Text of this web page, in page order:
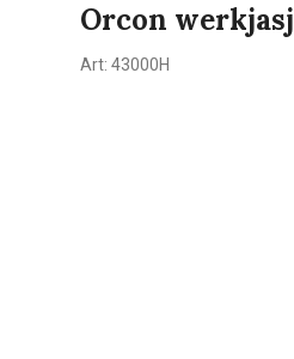
Orcon
Art: 43000H